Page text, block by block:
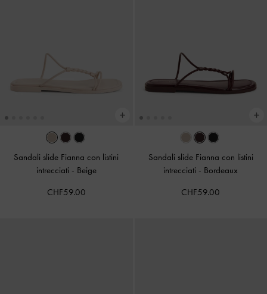
Sandali slide Fianna con listini
intrecciati - Beige
CHF59.00
Sandali slide Fianna con listini
intrecciati - Bordeaux
CHF59.00